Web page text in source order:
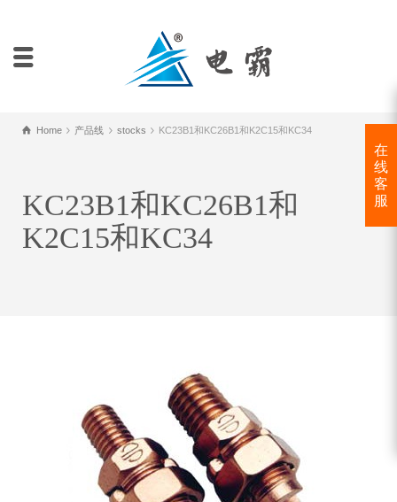
Home 产品线 stocks KC23B1和KC26B1和K2C15和KC34
KC23B1和KC26B1和
K2C15和KC34
在
线
客
服